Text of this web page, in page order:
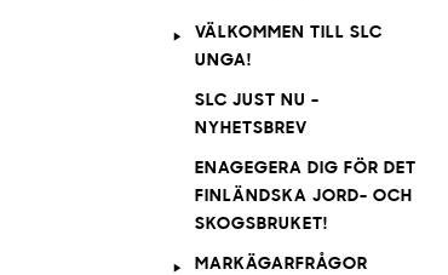
VÄLKOMMEN TILL SLC
UNGA!
SLC JUST NU -
NYHETSBREV
ENAGEGERA DIG FÖR DET
FINLÄNDSKA JORD- OCH
SKOGSBRUKET!
MARKÄGARFRÅGOR